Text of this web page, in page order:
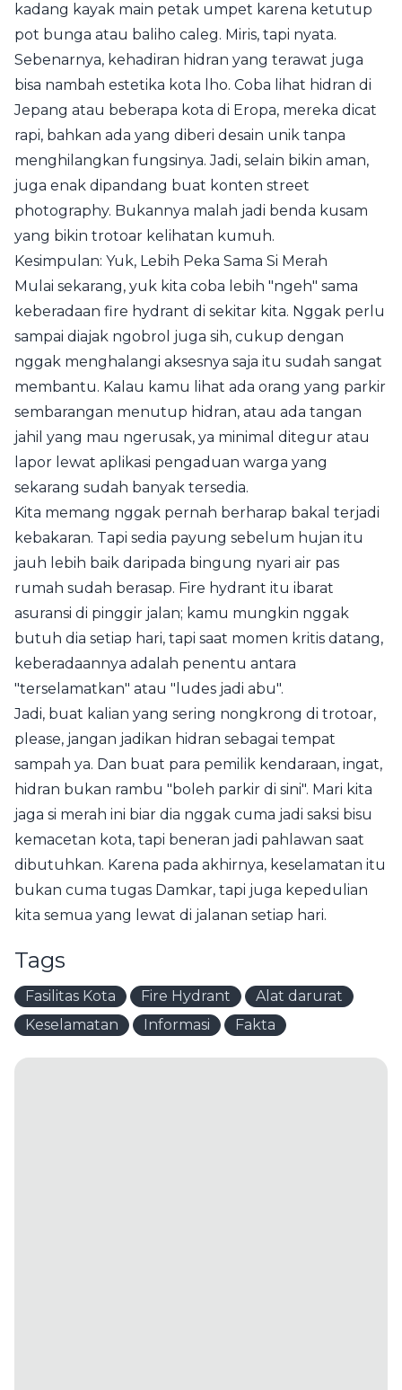
kadang kayak main petak umpet karena ketutup
pot bunga atau baliho caleg. Miris, tapi nyata.
Sebenarnya, kehadiran hidran yang terawat juga
bisa nambah estetika kota lho. Coba lihat hidran di
Jepang atau beberapa kota di Eropa, mereka dicat
rapi, bahkan ada yang diberi desain unik tanpa
menghilangkan fungsinya. Jadi, selain bikin aman,
juga enak dipandang buat konten street
photography. Bukannya malah jadi benda kusam
yang bikin trotoar kelihatan kumuh.
Kesimpulan: Yuk, Lebih Peka Sama Si Merah
Mulai sekarang, yuk kita coba lebih "ngeh" sama
keberadaan fire hydrant di sekitar kita. Nggak perlu
sampai diajak ngobrol juga sih, cukup dengan
nggak menghalangi aksesnya saja itu sudah sangat
membantu. Kalau kamu lihat ada orang yang parkir
sembarangan menutup hidran, atau ada tangan
jahil yang mau ngerusak, ya minimal ditegur atau
lapor lewat aplikasi pengaduan warga yang
sekarang sudah banyak tersedia.
Kita memang nggak pernah berharap bakal terjadi
kebakaran. Tapi sedia payung sebelum hujan itu
jauh lebih baik daripada bingung nyari air pas
rumah sudah berasap. Fire hydrant itu ibarat
asuransi di pinggir jalan; kamu mungkin nggak
butuh dia setiap hari, tapi saat momen kritis datang,
keberadaannya adalah penentu antara
"terselamatkan" atau "ludes jadi abu".
Jadi, buat kalian yang sering nongkrong di trotoar,
please, jangan jadikan hidran sebagai tempat
sampah ya. Dan buat para pemilik kendaraan, ingat,
hidran bukan rambu "boleh parkir di sini". Mari kita
jaga si merah ini biar dia nggak cuma jadi saksi bisu
kemacetan kota, tapi beneran jadi pahlawan saat
dibutuhkan. Karena pada akhirnya, keselamatan itu
bukan cuma tugas Damkar, tapi juga kepedulian
kita semua yang lewat di jalanan setiap hari.
Tags
Fasilitas Kota Fire Hydrant
Alat darurat
Keselamatan
Informasi Fakta